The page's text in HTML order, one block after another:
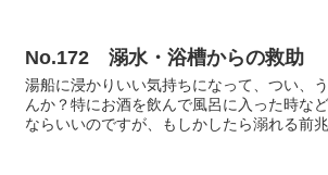
No.172 溺水・浴槽からの救助
湯船に浸かりいい気持ちになって、つい、
んか？特にお酒を飲んで風呂に入った時な
ならいいのですが、もしかしたら溺れる前